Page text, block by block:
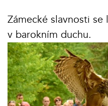
Zámecké slavnosti
v barokním duchu.